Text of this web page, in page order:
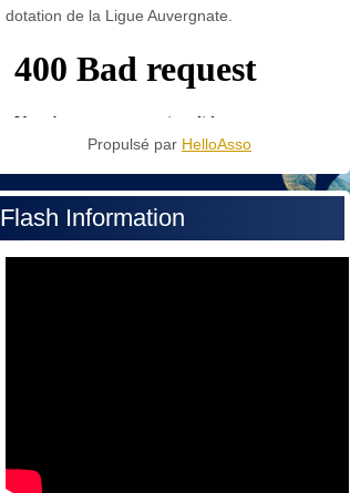
dotation de la Ligue Auvergnate.
Propulsé par HelloAsso
Flash Information